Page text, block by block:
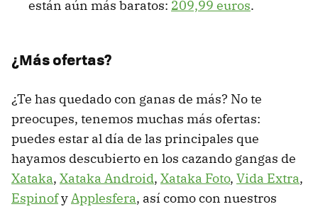
están aún más baratos: 209,99 euros.
¿Más ofertas?
¿Te has quedado con ganas de más? No te
preocupes, tenemos muchas más ofertas:
puedes estar al día de las principales que
hayamos descubierto en los cazando gangas de
Xataka, Xataka Android, Xataka Foto, Vida Extra,
EspinofyApplesfera, así como con nuestros